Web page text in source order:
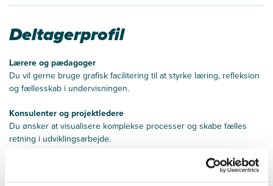
Deltagerprofil
Lærere og pædagoger
Du vil gerne bruge grafisk facilitering til at styrke læring, refleksion
og fællesskab i undervisningen.
Konsulenter og projektledere
Du ønsker at visualisere komplekse processer og skabe fælles
retning i udviklingsarbejde.
… der arbejder med facilitering, kommunikation eller undervisning –